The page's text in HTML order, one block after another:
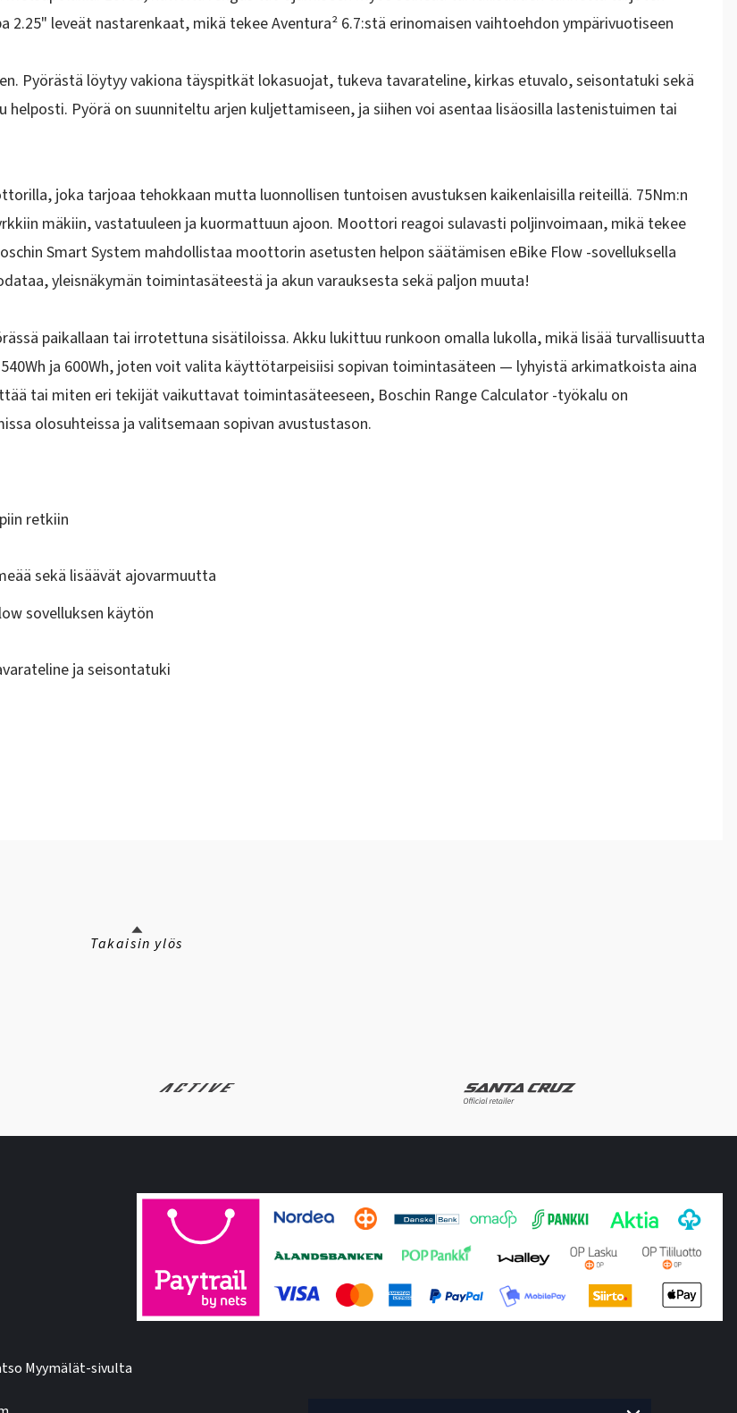
leveät nastarenkaat, mikä tekee Aventura² 6.7:stä erinomaisen vaihtoehdon ympärivuotiseen
Pyörästä löytyy vakiona täyspitkät lokasuojat, tukeva tavarateline, kirkas etuvalo, seisontatuki sekä
helposti. Pyörä on suunniteltu arjen kuljettamiseen, ja siihen voi asentaa lisäosilla lastenistuimen tai
joka tarjoaa tehokkaan mutta luonnollisen tuntoisen avustuksen kaikenlaisilla reiteillä. 75Nm:n
mäkiin, vastatuuleen ja kuormattuun ajoon. Moottori reagoi sulavasti poljinvoimaan, mikä tekee
Smart System mahdollistaa moottorin asetusten helpon säätämisen eBike Flow -sovelluksella
yleisnäkymän toimintasäteestä ja akun varauksesta sekä paljon muuta!
paikallaan tai irrotettuna sisätiloissa. Akku lukittuu runkoon omalla lukolla, mikä lisää turvallisuutta
540Wh ja 600Wh, joten voit valita käyttötarpeisiisi sopivan toimintasäteen — lyhyistä arkimatkoista aina
tai miten eri tekijät vaikuttavat toimintasäteeseen, Boschin Range Calculator -työkalu on
olosuhteissa ja valitsemaan sopivan avustustason.
retkiin
sekä lisäävät ajovarmuutta
sovelluksen käytön
ja seisontatuki
Takaisin ylös
Myymälät-sivulta